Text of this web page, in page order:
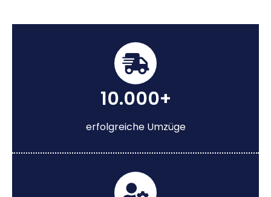
10.000+
erfolgreiche Umzüge